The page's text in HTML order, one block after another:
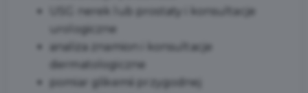
USG nerek lub prostaty i konsultacje
urologiczne
analiza znamion i konsultacje
dermatologiczne
pomiar glikemii przygodnej